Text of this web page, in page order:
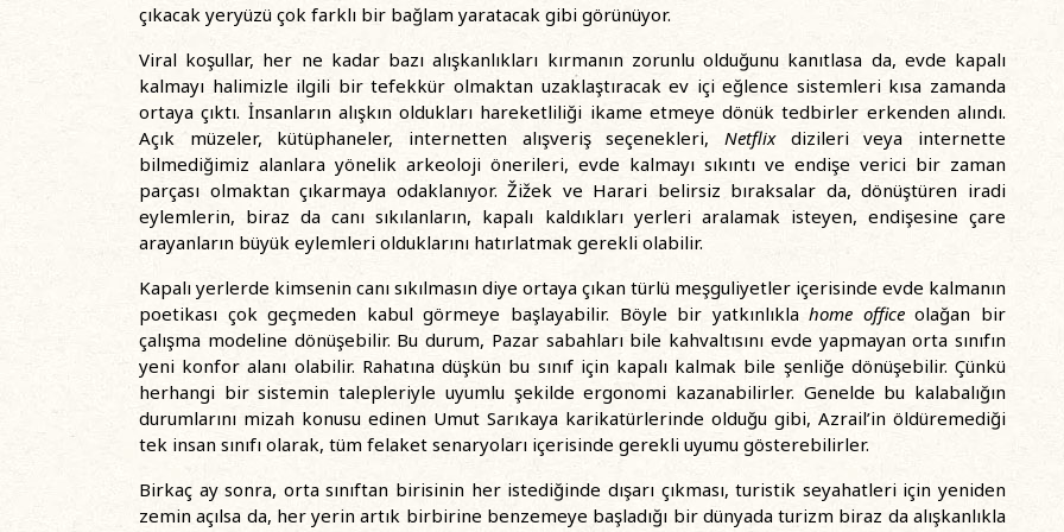
çıkacak yeryüzü çok farklı bir bağlam yaratacak gibi görünüyor.
Viral koşullar, her ne kadar bazı alışkanlıkları kırmanın zorunlu olduğunu kanıtlasa da, evde kapalı
kalmayı halimizle ilgili bir tefekkür olmaktan uzaklaştıracak ev içi eğlence sistemleri kısa zamanda
ortaya çıktı. İnsanların alışkın oldukları hareketliliği ikame etmeye dönük tedbirler erkenden alındı.
Açık müzeler, kütüphaneler, internetten alışveriş seçenekleri, Netflixdizileri veya internette
bilmediğimiz alanlara yönelik arkeoloji önerileri, evde kalmayı sıkıntı ve endişe verici bir zaman
parçası olmaktan çıkarmaya odaklanıyor. Žižek ve Harari belirsiz bıraksalar da, dönüştüren iradi
eylemlerin, biraz da canı sıkılanların, kapalı kaldıkları yerleri aralamak isteyen, endişesine çare
arayanların büyük eylemleri olduklarını hatırlatmak gerekli olabilir.
Kapalı yerlerde kimsenin canı sıkılmasın diye ortaya çıkan türlü meşguliyetler içerisinde evde kalmanın
poetikası çok geçmeden kabul görmeye başlayabilir. Böyle bir yatkınlıklahome officeolağan bir
çalışma modeline dönüşebilir. Bu durum, Pazar sabahları bile kahvaltısını evde yapmayan orta sınıfın
yeni konfor alanı olabilir. Rahatına düşkün bu sınıf için kapalı kalmak bile şenliğe dönüşebilir. Çünkü
herhangi bir sistemin talepleriyle uyumlu şekilde ergonomi kazanabilirler. Genelde bu kalabalığın
durumlarını mizah konusu edinen Umut Sarıkaya karikatürlerinde olduğu gibi, Azrail’in öldüremediği
tek insan sınıfı olarak, tüm felaket senaryoları içerisinde gerekli uyumu gösterebilirler.
Birkaç ay sonra, orta sınıftan birisinin her istediğinde dışarı çıkması, turistik seyahatleri için yeniden
zemin açılsa da, her yerin artık birbirine benzemeye başladığı bir dünyada turizm biraz da alışkanlıkla